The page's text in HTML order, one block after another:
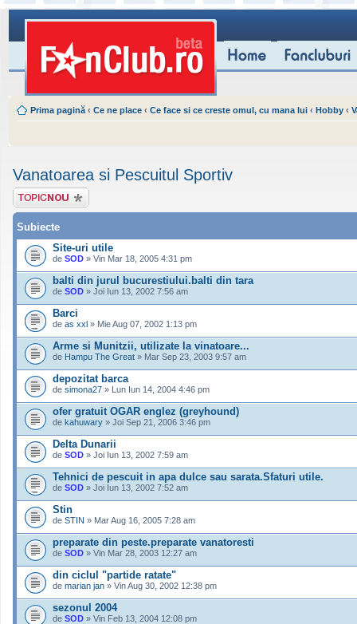
Prima pagină ‹ Ce ne place ‹ Ce face si ce creste omul, cu mana lui ‹ Hobby ‹
Vanatoarea si Pescuitul Sportiv
Scrie un subiect
nou
Subiecte
Site-uri utile
de SOD » Vin Mar 18, 2005 4:31 pm
balti din jurul bucurestiului.balti din tara
de SOD » Joi Iun 13, 2002 7:56 am
Barci
de as xxl » Mie Aug 07, 2002 1:13 pm
Arme si Munitzii, utilizate la vinatoare...
de Hampu The Great » Mar Sep 23, 2003 9:57 am
depozitat barca
de simona27 » Lun Iun 14, 2004 4:46 pm
ofer gratuit OGAR englez (greyhound)
de kahuwary » Joi Sep 21, 2006 3:46 pm
Delta Dunarii
de SOD » Joi Iun 13, 2002 7:59 am
Tehnici de pescuit in apa dulce sau sarata.Sfaturi utile.
de SOD » Joi Iun 13, 2002 7:52 am
Stin
de STIN » Mar Aug 16, 2005 7:28 am
preparate din peste.preparate vanatoresti
de SOD » Vin Mar 28, 2003 12:27 am
din ciclul "partide ratate"
de marian jan » Vin Aug 30, 2002 12:38 pm
sezonul 2004
de SOD » Vin Feb 13, 2004 12:08 pm